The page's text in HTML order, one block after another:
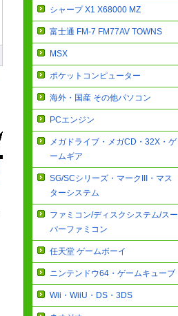
シャープ X1 X68000 MZ
富士通 FM-7 FM77AV TOWNS
MSX
ポケットコンピューター
海外・国産 その他パソコン
PCエンジン
メガドライブ・メガCD・32X・ゲ
ームギア
SG/SCシリーズ・マークIII・マス
ターシステム
ファミコン/ディスクシステム/スー
パーファミコン
任天堂 ゲームボーイ
ニンテンドウ64・ゲームキューブ
Wii・WiiU・DS・3DS